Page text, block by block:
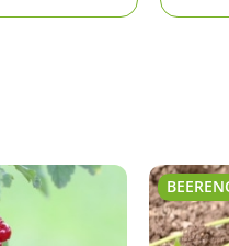
über die